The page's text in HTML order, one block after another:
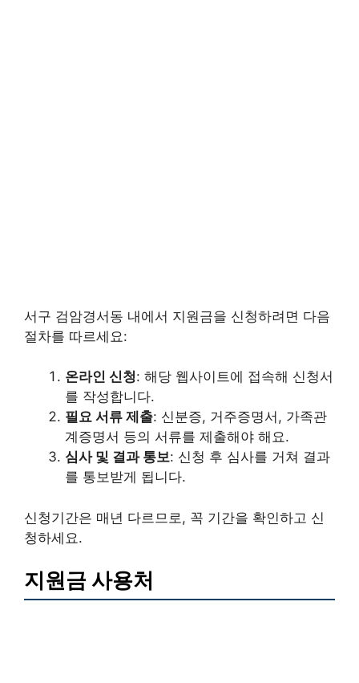
서구 검암경서동 내에서 지원금을 신청하려면 다음
절차를 따르세요:
온라인 신청: 해당 웹사이트에 접속해 신청서
를 작성합니다.
필요 서류 제출: 신분증, 거주증명서, 가족관
계증명서 등의 서류를 제출해야 해요.
심사 및 결과 통보: 신청 후 심사를 거쳐 결과
를 통보받게 됩니다.
신청기간은 매년 다르므로, 꼭 기간을 확인하고 신
청하세요.
지원금 사용처